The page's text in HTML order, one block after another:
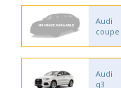
Audi
coupe
Audi
q3